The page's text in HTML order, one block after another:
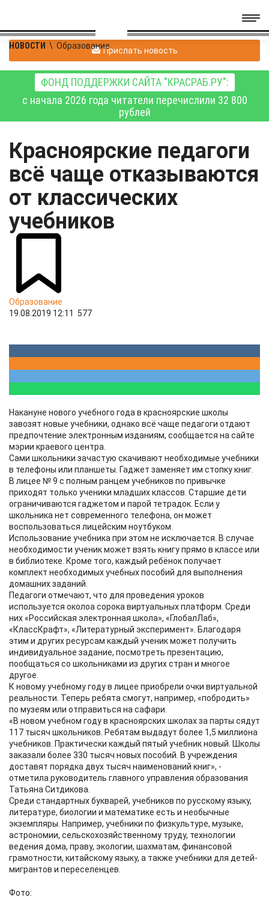
НОВОСТИ \ ОбразованиеПрислать новость
ФОНД ПОДДЕРЖКИ САЙТА "КРАСРАБ.РУ":
с начала 2026 года читатели перечислили 32 800
рублей
Красноярские педагоги
всё чаще отказываются
от классических
учебников
Образование
19.08.2019 12:11
577
​Накануне нового учебного года в красноярские школы
завозят новые учебники, однако всё чаще педагоги отдают
предпочтение электронным изданиям, сообщается на сайте
мэрии краевого центра.
Сами школьники зачастую скачивают необходимые учебники
в телефоны или планшеты. Гаджет заменяет им стопку книг.
В лицее № 9 с полным ранцем учебников по привычке
приходят только ученики младших классов. Старшие дети
ограничиваются гаджетом и парой тетрадок. Если у
школьника нет современного телефона, он может
воспользоваться лицейским ноутбуком.
Использование учебника при этом не исключается. В случае
необходимости ученик может взять книгу прямо в классе или
в библиотеке. Кроме того, каждый ребёнок получает
комплект необходимых учебных пособий для выполнения
домашних заданий.
Педагоги отмечают, что для проведения уроков
используется околоа сорока виртуальных платформ. Среди
них «Российская электронная школа», «ГлобалЛаб»,
«КлассКрафт», «Литературный эксперимент». Благодаря
этим и других ресурсам каждый ученик может получить
индивидуальное задание, посмотреть презентацию,
пообщаться со школьниками из других стран и многое
другое.
К новому учебному году в лицее приобрели очки виртуальной
реальности. Теперь ребята смогут, например, «побродить»
по музеям или отправиться на сафари.
«В новом учебном году в красноярских школах за парты сядут
117 тысяч школьников. Ребятам выдадут более 1,5 миллиона
учебников. Практически каждый пятый учебник новый. Школы
заказали более 330 тысяч новых пособий. В учреждения
доставят порядка двух тысяч наименований книг», -
отметила руководитель главного управления образования
Татьяна Ситдикова.
Среди стандартных букварей, учебников по русскому языку,
литературе, биологии и математике есть и необычные
экземпляры. Например, учебники по физкультуре, музыке,
астрономии, сельскохозяйственному труду, технологии
ведения дома, праву, экологии, шахматам, финансовой
грамотности, китайскому языку, а также учебники для детей-
мигрантов и переселенцев.
Фото: